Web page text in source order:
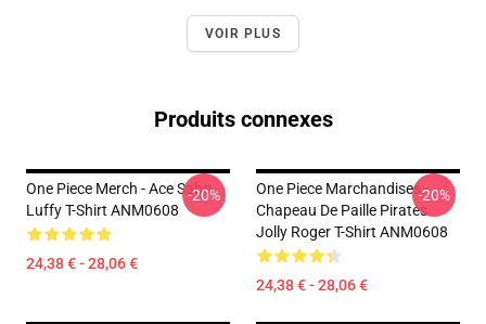
VOIR PLUS
Produits connexes
One Piece Merch - Ace Sabo
Luffy T-Shirt ANM0608
24,38 € - 28,06 €
-20%
One Piece Marchandises -
Chapeau De Paille Pirates
Jolly Roger T-Shirt ANM0608
24,38 € - 28,06 €
-20%